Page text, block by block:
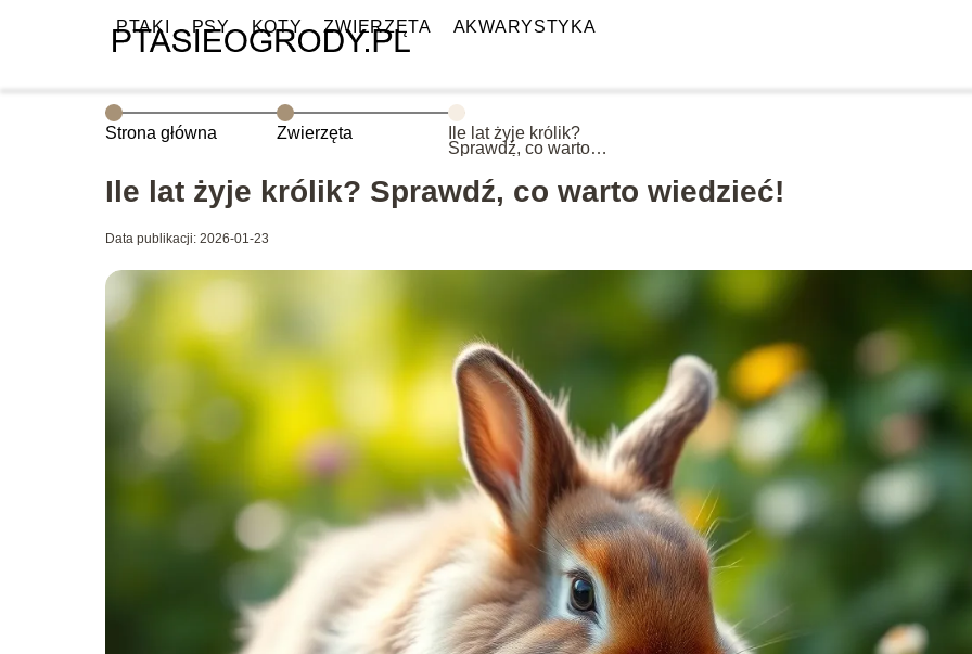
PTAKI PSY KOTY ZWIERZĘTA AKWARYSTYKA
Strona główna Zwierzęta
Ile lat żyje królik?
Sprawdź, co warto
Ile lat żyje królik? Sprawdź, co warto wiedzieć!
Data publikacji: 2026-01-23